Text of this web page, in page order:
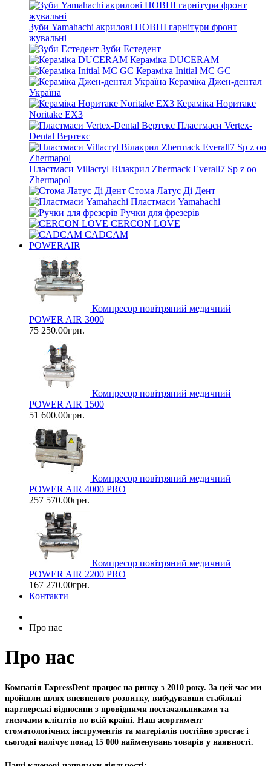
Зуби Yamahachi акрилові ПОВНІ гарнітури фронт
жувальні
Зуби Естедент
Кераміка DUCERAM
Кераміка Initial MC GC
Кераміка Джен-дентал
Україна
Кераміка Норитаке
Noritake EX3
Пластмаси Vertex-
Dental Вертекс
Пластмаси Villacryl Вілакрил Zhermack Everall7 Sp z oo
Zhermapol
Стома Латус Ді Дент
Пластмаси Yamahachi
Ручки для фрезерів
CERCON LOVE
CADCAM
POWERAIR
Компресор повітряний медичний
POWER AIR 3000
75 250.00грн.
Компресор повітряний медичний
POWER AIR 1500
51 600.00грн.
Компресор повітряний медичний
POWER AIR 4000 PRO
257 570.00грн.
Компресор повітряний медичний
POWER AIR 2200 PRO
167 270.00грн.
Контакти
Про нас
Про нас
Компанія ExpressDent працює на ринку з 2010 року. За цей час ми
пройшли шлях впевненого розвитку, вибудувавши стабільні
партнерські відносини з провідними постачальниками та
тисячами клієнтів по всій країні. Наш асортимент
стоматологічних інструментів та матеріалів постійно зростає і
сьогодні налічує понад 15 000 найменувань товарів у наявності.